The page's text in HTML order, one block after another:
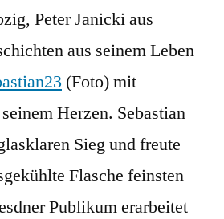
Peter Janicki aus
aus seinem Leben
(Foto) mit
Herzen. Sebastian
Sieg und freute
Flasche feinsten
Publikum erarbeitet